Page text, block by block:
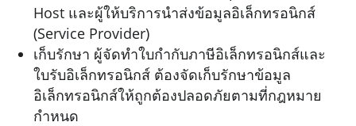
Host และผู้ให้บริการนำส่งข้อมูลอิเล็กทรอนิกส์
(Service Provider)
เก็บรักษา ผู้จัดทำใบกำกับภาษีอิเล็กทรอนิกส์และ
ใบรับอิเล็กทรอนิกส์ ต้องจัดเก็บรักษาข้อมูล
อิเล็กทรอนิกส์ให้ถูกต้องปลอดภัยตามที่กฎหมาย
กำหนด